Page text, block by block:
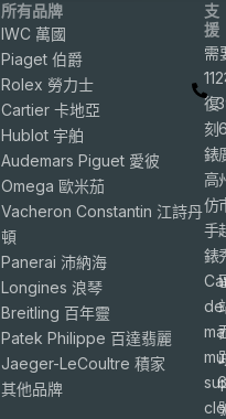
所有品牌
IWC 萬國
Piaget 伯爵
Rolex 勞力士
Cartier 卡地亞
Hublot 宇舶
Audemars Piguet 愛彼
Omega 歐米茄
Vacheron Constantin 江詩丹
頓
Panerai 沛納海
Longines 浪琴
Breitling 百年靈
Patek Philippe 百達翡麗
Jaeger-LeCoultre 積家
其他品牌
支
援
需
復
刻
錶
高
仿
手
錶
de